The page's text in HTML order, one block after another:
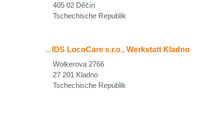
405 02 Děčín
Tschechische Republik
.. IDS LocoCare s.r.o., Werkstatt Kladno
Wolkerova 2766
27 201 Kladno
Tschechische Republik